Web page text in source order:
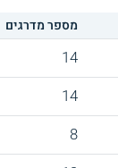
מספר מדרגים
14
14
8